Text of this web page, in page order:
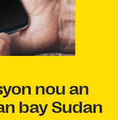
nou an
bay Sudan